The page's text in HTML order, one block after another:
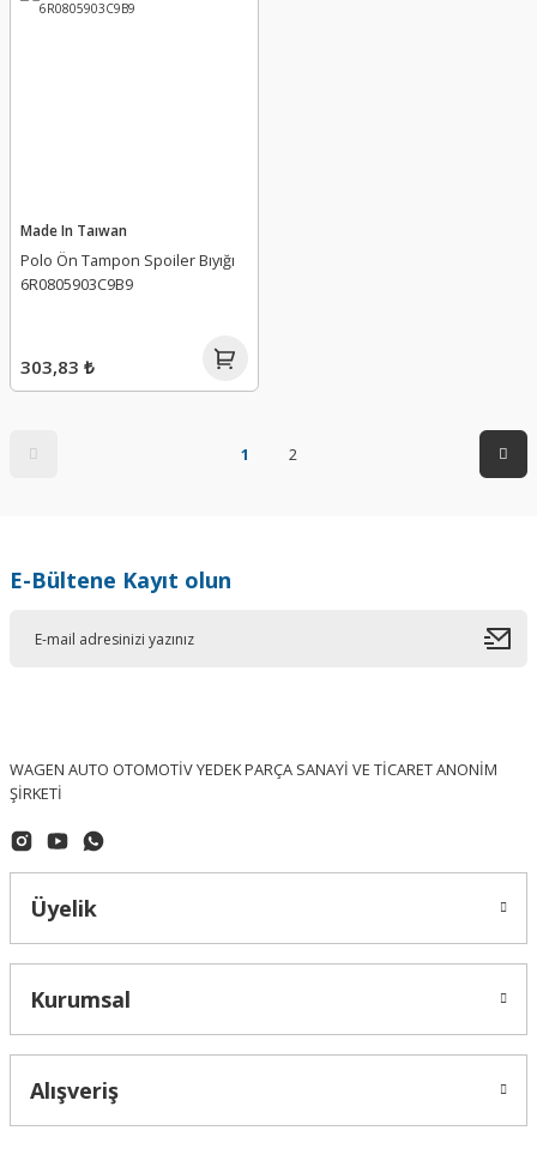
Made In Taıwan
Polo Ön Tampon Spoiler Bıyığı
6R0805903C9B9
303,83 ₺
1 2
E-Bültene Kayıt olun
WAGEN AUTO OTOMOTİV YEDEK PARÇA SANAYİ VE TİCARET ANONİM
ŞİRKETİ
Üyelik
Kurumsal
Alışveriş